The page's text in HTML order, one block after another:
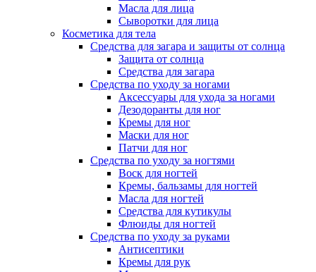
Масла для лица
Сыворотки для лица
Косметика для тела
Средства для загара и защиты от солнца
Защита от солнца
Средства для загара
Средства по уходу за ногами
Аксессуары для ухода за ногами
Дезодоранты для ног
Кремы для ног
Маски для ног
Патчи для ног
Средства по уходу за ногтями
Воск для ногтей
Кремы, бальзамы для ногтей
Масла для ногтей
Средства для кутикулы
Флюиды для ногтей
Средства по уходу за руками
Антисептики
Кремы для рук